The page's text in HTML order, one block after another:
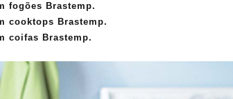
fogões Brastemp.
cooktops Brastemp.
coifas Brastemp.